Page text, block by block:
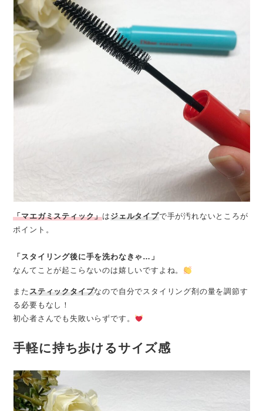
「マエガミスティック」はジェルタイプで手が汚れないところが
ポイント。
「スタイリング後に手を洗わなきゃ…」
なんてことが起こらないのは嬉しいですよね。
またスティックタイプなので自分でスタイリング剤の量を調節す
る必要もなし！
初心者さんでも失敗いらずです。
手軽に持ち歩けるサイズ感